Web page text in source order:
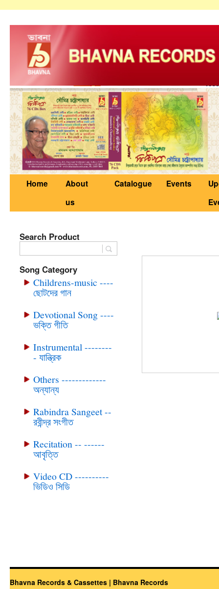
Home
About
us
Catalogue Events
Search Product
Song Category
Childrens-music ----
ছোটদের গান
Devotional Song ----
ভক্তি গীতি
Instrumental --------
- যান্ত্রিক
Others -------------
অন্যান্য
Rabindra Sangeet --
রবীন্দ্র সংগীত
Recitation -- ------
আবৃত্তি
Video CD ----------
ভিডিও সিডি
Bhavna Records & Cassettes | Bhavna Records